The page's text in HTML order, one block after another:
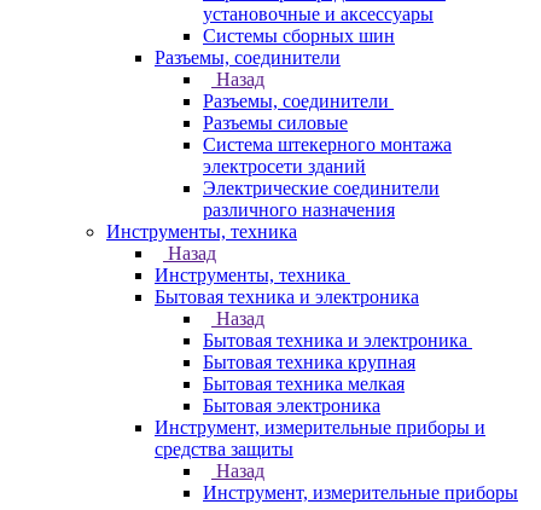
установочные и аксессуары
Системы сборных шин
Разъемы, соединители
Назад
Разъемы, соединители
Разъемы силовые
Система штекерного монтажа
электросети зданий
Электрические соединители
различного назначения
Инструменты, техника
Назад
Инструменты, техника
Бытовая техника и электроника
Назад
Бытовая техника и электроника
Бытовая техника крупная
Бытовая техника мелкая
Бытовая электроника
Инструмент, измерительные приборы и
средства защиты
Назад
Инструмент, измерительные приборы